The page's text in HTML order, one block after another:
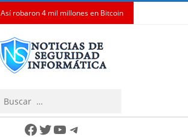
Así robaron 4 mil millones en Bitcoin
Facebook
Twitter
YouTube
Telegram